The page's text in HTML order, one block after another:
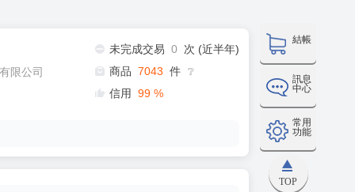
結帳
訊息
中心
常用
功能
TOP
限公司
未完成交易 0
次 (近半年)
商品 7043 件 ❔
信用 99 %